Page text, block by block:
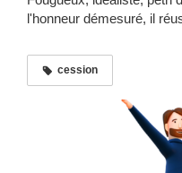
l'honneur démesuré, il
cession